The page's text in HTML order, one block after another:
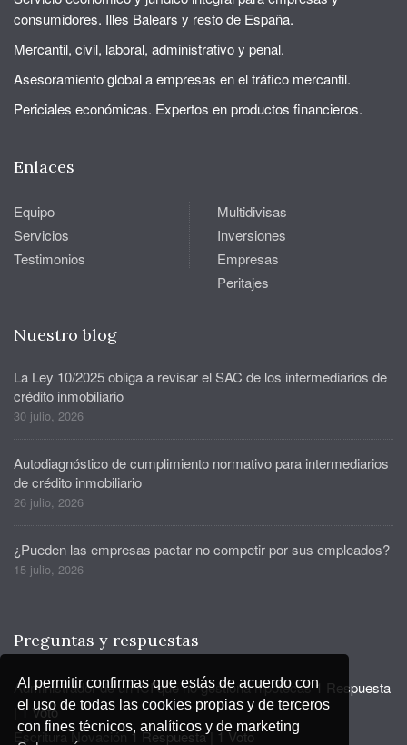
Al permitir confirmas que estás de acuerdo con
el uso de todas las cookies propias y de terceros
con fines técnicos, analíticos y de marketing
consumidores. Illes Balears y resto de España.
Mercantil, civil, laboral, administrativo y penal.
Asesoramiento global a empresas en el tráfico mercantil.
Periciales económicas. Expertos en productos financieros.
Enlaces
Equipo
Servicios
Testimonios
Multidivisas
Inversiones
Empresas
Peritajes
Nuestro blog
La Ley 10/2025 obliga a revisar el SAC de los intermediarios de
crédito inmobiliario
30 julio, 2026
Autodiagnóstico de cumplimiento normativo para intermediarios
de crédito inmobiliario
26 julio, 2026
¿Pueden las empresas pactar no competir por sus empleados?
15 julio, 2026
Preguntas y respuestas
Administrador de un ICI que no gestiona hipotecas 1 Respuesta
|1 Voto
Escritura Novación1 Respuesta|1 Voto